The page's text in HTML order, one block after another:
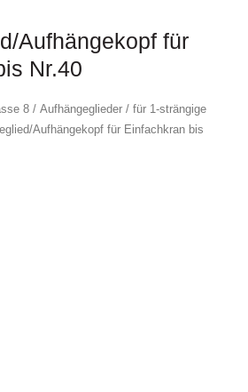
Aufhängekopf für
Nr.40
8 / Aufhängeglieder / für 1-strängige
Aufhängekopf für Einfachkran bis